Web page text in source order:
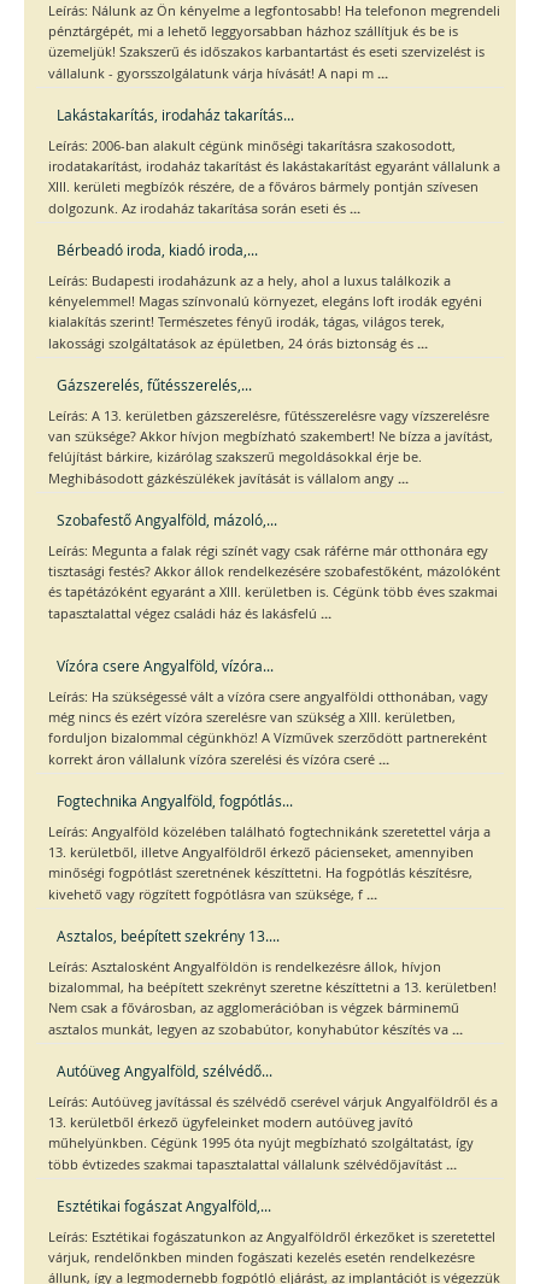
Leírás: Nálunk az Ön kényelme a legfontosabb! Ha telefonon megrendeli
pénztárgépét, mi a lehető leggyorsabban házhoz szállítjuk és be is
üzemeljük! Szakszerű és időszakos karbantartást és eseti szervizelést is
vállalunk - gyorsszolgálatunk várja hívását! A napi m ...
Lakástakarítás, irodaház takarítás...
Leírás: 2006-ban alakult cégünk minőségi takarításra szakosodott,
irodatakarítást, irodaház takarítást és lakástakarítást egyaránt vállalunk a
XIII. kerületi megbízók részére, de a főváros bármely pontján szívesen
dolgozunk. Az irodaház takarítása során eseti és ...
Bérbeadó iroda, kiadó iroda,...
Leírás: Budapesti irodaházunk az a hely, ahol a luxus találkozik a
kényelemmel! Magas színvonalú környezet, elegáns loft irodák egyéni
kialakítás szerint! Természetes fényű irodák, tágas, világos terek,
lakossági szolgáltatások az épületben, 24 órás biztonság és ...
Gázszerelés, fűtésszerelés,...
Leírás: A 13. kerületben gázszerelésre, fűtésszerelésre vagy vízszerelésre
van szüksége? Akkor hívjon megbízható szakembert! Ne bízza a javítást,
felújítást bárkire, kizárólag szakszerű megoldásokkal érje be.
Meghibásodott gázkészülékek javítását is vállalom angy ...
Szobafestő Angyalföld, mázoló,...
Leírás: Megunta a falak régi színét vagy csak ráférne már otthonára egy
tisztasági festés? Akkor állok rendelkezésére szobafestőként, mázolóként
és tapétázóként egyaránt a XIII. kerületben is. Cégünk több éves szakmai
tapasztalattal végez családi ház és lakásfelú ...
Vízóra csere Angyalföld, vízóra...
Leírás: Ha szükségessé vált a vízóra csere angyalföldi otthonában, vagy
még nincs és ezért vízóra szerelésre van szükség a XIII. kerületben,
forduljon bizalommal cégünkhöz! A Vízművek szerződött partnereként
korrekt áron vállalunk vízóra szerelési és vízóra cseré ...
Fogtechnika Angyalföld, fogpótlás...
Leírás: Angyalföld közelében található fogtechnikánk szeretettel várja a
13. kerületből, illetve Angyalföldről érkező pácienseket, amennyiben
minőségi fogpótlást szeretnének készíttetni. Ha fogpótlás készítésre,
kivehető vagy rögzített fogpótlásra van szüksége, f ...
Asztalos, beépített szekrény 13....
Leírás: Asztalosként Angyalföldön is rendelkezésre állok, hívjon
bizalommal, ha beépített szekrényt szeretne készíttetni a 13. kerületben!
Nem csak a fővárosban, az agglomerációban is végzek bárminemű
asztalos munkát, legyen az szobabútor, konyhabútor készítés va ...
Autóüveg Angyalföld, szélvédő...
Leírás: Autóüveg javítással és szélvédő cserével várjuk Angyalföldről és a
13. kerületből érkező ügyfeleinket modern autóüveg javító
műhelyünkben. Cégünk 1995 óta nyújt megbízható szolgáltatást, így
több évtizedes szakmai tapasztalattal vállalunk szélvédőjavítást ...
Esztétikai fogászat Angyalföld,...
Leírás: Esztétikai fogászatunkon az Angyalföldről érkezőket is szeretettel
várjuk, rendelőnkben minden fogászati kezelés esetén rendelkezésre
állunk, így a legmodernebb fogpótló eljárást, az implantációt is végezzük